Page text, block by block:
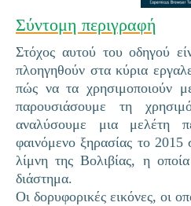
Σύντομη περιγραφή
Στόχος αυτού του οδηγού
πλοηγηθούν στα κύρια
πώς να τα χρησιμοποιούν
παρουσιάσουμε τη
αναλύσουμε μια μελέτη
φαινόμενο ξηρασίας το
λίμνη της Βολιβίας, η
διάστημα.
Οι δορυφορικές εικόνες, οι